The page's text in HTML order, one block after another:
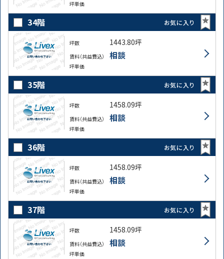
坪単価
34階 お気に入り
坪数 1443.80坪
賃料（共益費込） 相談
坪単価
35階 お気に入り
坪数 1458.09坪
賃料（共益費込） 相談
坪単価
36階 お気に入り
坪数 1458.09坪
賃料（共益費込） 相談
坪単価
37階 お気に入り
坪数 1458.09坪
賃料（共益費込） 相談
坪単価